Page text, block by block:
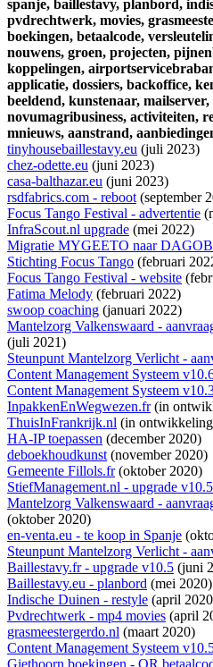
spanje, baillestavy, planbord,
pvdrechtwerk, movies,
boekingen, betaalcode,
nouwens, groen, projecten,
koppelingen,
applicatie, dossiers, backoffice,
beeldend, kunstenaar, mailserver,
novumagribusiness, activiteiten,
mnieuws, aanstrand,
tinyhousebaillestavy.eu (juli 2023)
chez-odette.eu (juni 2023)
casa-balthazar.eu (juni 2023)
rsdfabrics.com - reboot(september
Focus Tango Festival - advertentie
InfraScout.nl upgrade (mei 2022)
Migratie MYGEETO naar
Stichting Focus Tango (februari
Focus Tango Festival - website
Fatima Melody (februari 2022)
swoop coaching (januari 2022)
Mantelzorg Valkenswaard -
(juli 2021)
Steunpunt Mantelzorg Verlicht -
Content Management Systeem
Content Management Systeem
InpakkenEnWegwezen.fr(in
ThuisInFrankrijk.nl (in ontwikkeling
HA-IP toepassen (december 2020)
deboekhoudkunst(november 2020)
Gemeente Fillols.fr(oktober 2020)
StiefManagement.nl - upgrade
Mantelzorg Valkenswaard -
(oktober 2020)
en-venta.eu - te koop in Spanje
Steunpunt Mantelzorg Verlicht -
Baillestavy.fr - upgrade v10.5 (juni
Baillestavy.eu - planbord (mei 2020)
Indische Duinen - restyle (april
Pvdrechtwerk - mp4 movies (april
grasmeestergerdo.nl (maart 2020)
Content Management Systeem